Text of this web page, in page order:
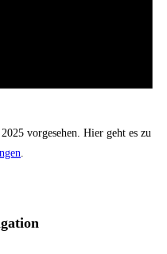
vorgesehen. Hier geht es zu
.